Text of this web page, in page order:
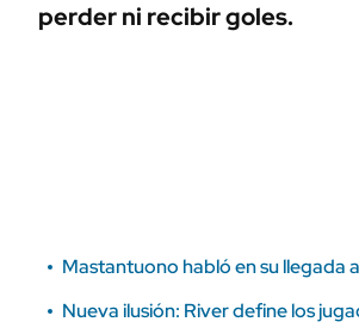
perder ni recibir goles.
Mastantuono habló en su llegada
Nueva ilusión: River define los